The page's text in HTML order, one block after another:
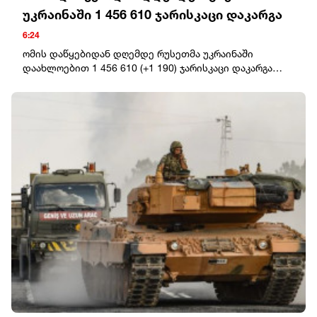
უკრაინაში 1 456 610 ჯარისკაცი დაკარგა
6:24
ომის დაწყებიდან დღემდე რუსეთმა უკრაინაში
დაახლოებით 1 456 610 (+1 190) ჯარისკაცი დაკარგა
ჯამური საბრძოლო დანაკარგი უკრაინაში 25.02.22-დან
099 (+1), საარტილერიო სისტემები – 47 580 (+58),
მრავალჯერადი სარაკეტო სისტემა – 2 009 (+1).საჰაერო
თავდაცვის სისტემები – 1 556 (+6), თვითმფრინავები –
439 (+0), ვერტმფრენები – 354 (+0), მიწისზედა
რობოტული სისტემები - 2 162 (+10); ოპერატიულ-
ტაქტიკური დონის დრონები – 449 606 (+1 751),
ფრთოსანი რაკეტები – 5 007 (+0).მსუბუქი ჩქაროსნული
ნავი/გემი – 35 (+1). წყალქვეშა ნავები – 2 (+0).
საავტომობილო ტექნიკა და საწვავის ავზი – 131 417
(+349), სპეციალური ტექნიკა – 4 504 (+2).